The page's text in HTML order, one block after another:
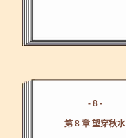
- 8 -
第 8 章 望穿秋水